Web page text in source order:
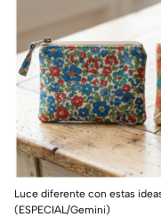
Luce diferente con estas
(ESPECIAL/Gemini)